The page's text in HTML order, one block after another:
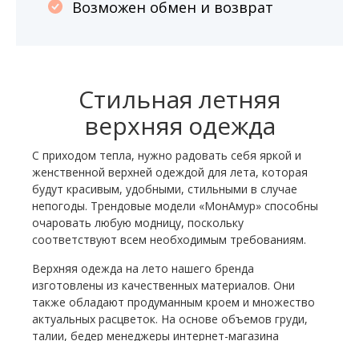
Возможен обмен и возврат
Стильная летняя
верхняя одежда
С приходом тепла, нужно радовать себя яркой и
женственной верхней одеждой для лета, которая
будут красивым, удобными, стильными в случае
непогоды. Трендовые модели «МонАмур» способны
очаровать любую модницу, поскольку
соответствуют всем необходимым требованиям.
Верхняя одежда на лето нашего бренда
изготовлены из качественных материалов. Они
также обладают продуманным кроем и множество
актуальных расцветок. На основе объемов груди,
талии, бедер менеджеры интернет-магазина